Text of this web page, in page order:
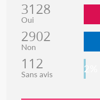
3128
Oui
2902
Non
112
Sans avis 2%